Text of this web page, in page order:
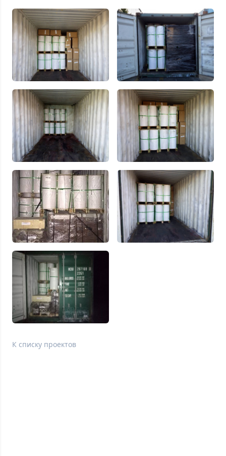
К списку проектов